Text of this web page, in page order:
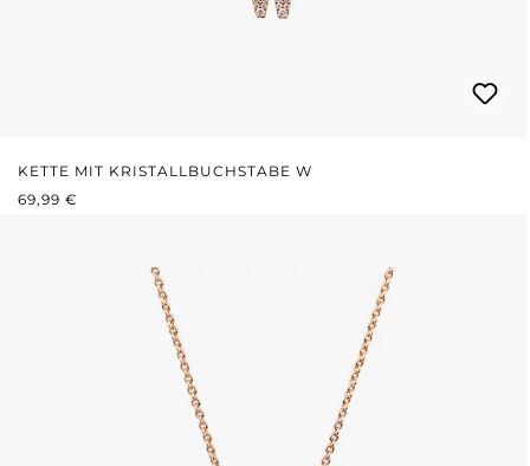
KETTE MIT KRISTALLBUCHSTABE W
REGULÄRER PREIS:
69,99 €